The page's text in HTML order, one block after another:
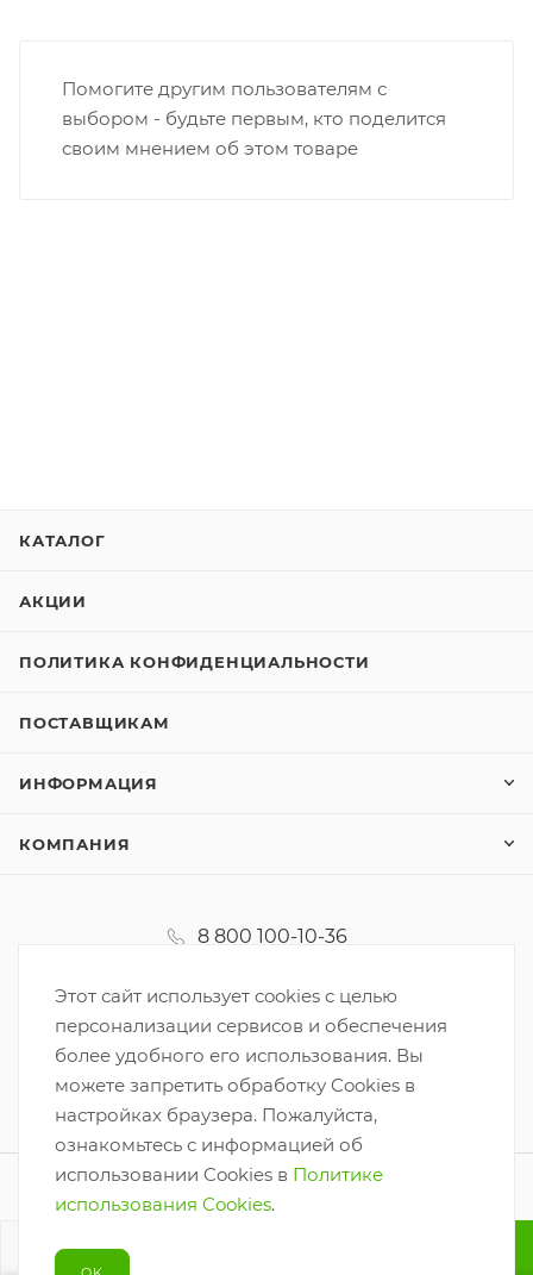
Помогите другим пользователям с
выбором - будьте первым, кто поделится
своим мнением об этом товаре
КАТАЛОГ
АКЦИИ
ПОЛИТИКА КОНФИДЕНЦИАЛЬНОСТИ
ПОСТАВЩИКАМ
ИНФОРМАЦИЯ
КОМПАНИЯ
8 800 100-10-36
Этот сайт использует cookies с целью
персонализации сервисов и обеспечения
более удобного его использования. Вы
можете запретить обработку Cookies в
настройках браузера. Пожалуйста,
ознакомьтесь с информацией об
использовании Cookies в Политике
использования Cookies.